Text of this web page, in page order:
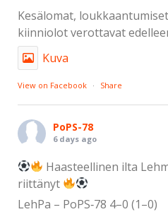
Kesälomat,
kiinniolot verottavat
Kuva
View on Facebook · Share
PoPS-78
6 days ago
Haasteellinen ilta
riittänyt
LehPa – PoPS‑78 4–0 (1–0)